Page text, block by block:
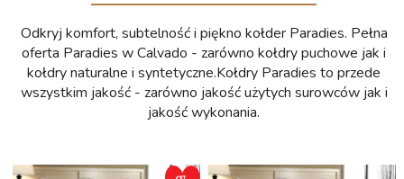
Odkryj komfort, subtelność i piękno kołder Paradies. Pełna
oferta Paradies w Calvado - zarówno kołdry puchowe jak i
kołdry naturalne i syntetyczne.Kołdry Paradies to przede
wszystkim jakość - zarówno jakość użytych surowców jak i
jakość wykonania.